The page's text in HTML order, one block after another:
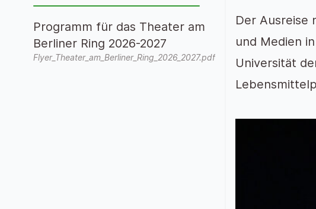
Der Ausreise
und Medien
Universität
Programm für das Theater am
Berliner Ring 2026-2027
Flyer_Theater_am_Berliner_Ring_2026_2027.pdf